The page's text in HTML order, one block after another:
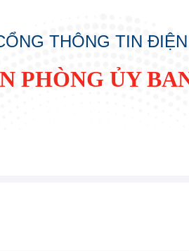
THÔNG TIN
PHÒNG ỦY